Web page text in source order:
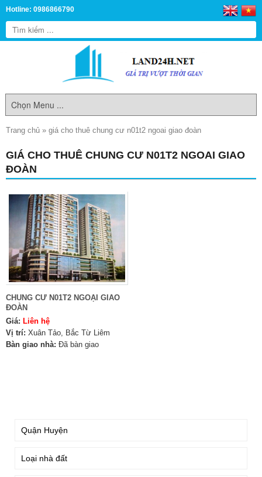
Hotline: 0986866790
Trang chủ » giá cho thuê chung cư n01t2 ngoai giao đoàn
GIÁ CHO THUÊ CHUNG CƯ N01T2 NGOAI GIAO
ĐOÀN
CHUNG CƯ N01T2 NGOẠI GIAO
ĐOÀN
Giá: Liên hệ
Vị trí: Xuân Tảo, Bắc Từ Liêm
Bàn giao nhà: Đã bàn giao